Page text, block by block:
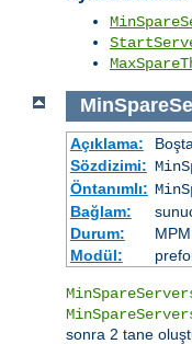
Açıklama:
Sözdizimi:
Öntanımlı:
Bağlam:
Durum:
MPM
Modül:
sonra 2 tane